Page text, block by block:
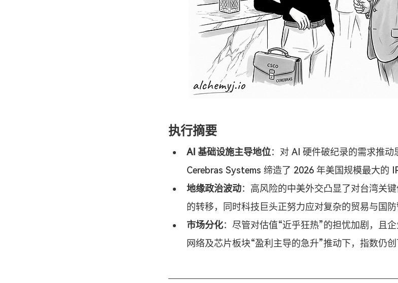
执行摘要
AI 基础设施主导地位：对 AI 硬件破纪录的需求推
Cerebras Systems 缔造了 2026 年美国规模最大的
地缘政治波动：高风险的中美外交凸显了对台湾关
的转移，同时科技巨头正努力应对复杂的贸易与国防
市场分化：尽管对估值“近乎狂热”的担忧加剧，且
网络及芯片板块“盈利主导的急升”推动下，指数仍创